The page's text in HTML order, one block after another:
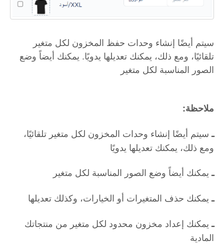
سيتم أيضًا إنشاء وحدات حفظ المخزون لكل متغير
تلقائيًا، ومع ذلك، يمكنك تعديلها يدويًا. يمكنك أيضاً وضع
الصور المناسبة لكل متغير
:ملاحظة
ـسيتم أيضًا إنشاء وحدات المخزون لكل متغير تلقائيًا،
ومع ذلك، يمكنك تعديلها يدويًا
ـيمكنك أيضاً وضع الصور المناسبة لكل متغير
ـيمكنك حذف المتغيرات أو الخيارات، وكذلك تعديلها
ـيمكنك إعداد مخزون محدود لكل متغير من منتجاتك
المادية